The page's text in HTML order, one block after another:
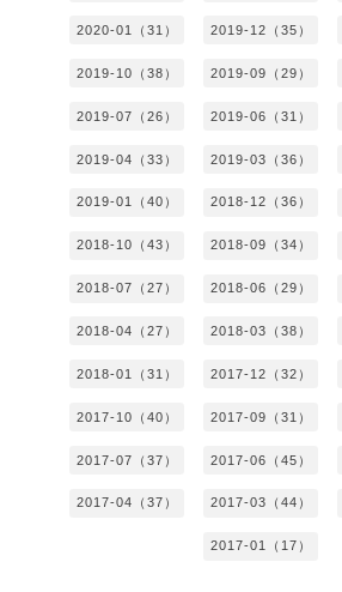
2020-01（31） 2019-12（35）
2019-10（38） 2019-09（29）
2019-07（26） 2019-06（31）
2019-04（33） 2019-03（36）
2019-01（40） 2018-12（36）
2018-10（43） 2018-09（34）
2018-07（27） 2018-06（29）
2018-04（27） 2018-03（38）
2018-01（31） 2017-12（32）
2017-10（40） 2017-09（31）
2017-07（37） 2017-06（45）
2017-04（37） 2017-03（44）
2017-01（17）